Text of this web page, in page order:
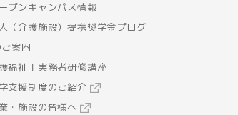
プンキャンパス情報
（介護施設）提携奨学金プログ
案内
福祉士実務者研修講座
支援制度のご紹介
・施設の皆様へ